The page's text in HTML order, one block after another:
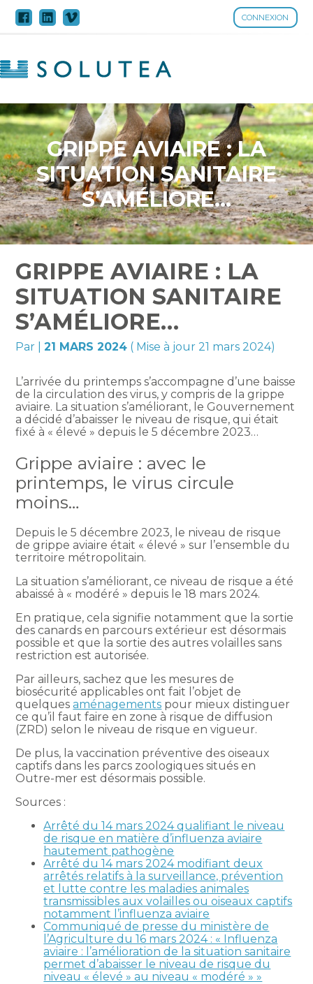
CONNEXION
Aller
GRIPPE AVIAIRE : LA
SITUATION SANITAIRE
S’AMÉLIORE…
GRIPPE AVIAIRE : LA
SITUATION SANITAIRE
S’AMÉLIORE…
Par |21 MARS 2024 ( Mise à jour 21 mars 2024)
L’arrivée du printemps s’accompagne d’une baisse
de la circulation des virus, y compris de la grippe
aviaire. La situation s’améliorant, le Gouvernement
a décidé d’abaisser le niveau de risque, qui était
fixé à « élevé » depuis le 5 décembre 2023…
Grippe aviaire : avec le
printemps, le virus circule
moins…
Depuis le 5 décembre 2023, le niveau de risque
de grippe aviaire était « élevé » sur l’ensemble du
territoire métropolitain.
La situation s’améliorant, ce niveau de risque a été
abaissé à « modéré » depuis le 18 mars 2024.
En pratique, cela signifie notamment que la sortie
des canards en parcours extérieur est désormais
possible et que la sortie des autres volailles sans
restriction est autorisée.
Par ailleurs, sachez que les mesures de
biosécurité applicables ont fait l’objet de
quelquesaménagements pour mieux distinguer
ce qu’il faut faire en zone à risque de diffusion
(ZRD) selon le niveau de risque en vigueur.
De plus, la vaccination préventive des oiseaux
captifs dans les parcs zoologiques situés en
Outre-mer est désormais possible.
Sources :
Arrêté du 14 mars 2024 qualifiant le niveau
de risque en matière d’influenza aviaire
hautement pathogène
Arrêté du 14 mars 2024 modifiant deux
arrêtés relatifs à la surveillance, prévention
et lutte contre les maladies animales
transmissibles aux volailles ou oiseaux captifs
notamment l’influenza aviaire
Communiqué de presse du ministère de
l’Agriculture du 16 mars 2024 : « Influenza
aviaire : l’amélioration de la situation sanitaire
permet d’abaisser le niveau de risque du
niveau « élevé » au niveau « modéré » »